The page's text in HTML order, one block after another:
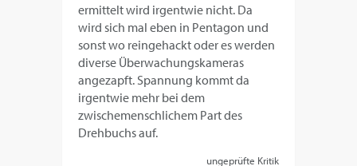
ermittelt wird irgentwie nicht. Da
wird sich mal eben in Pentagon und
sonst wo reingehackt oder es werden
diverse Überwachungskameras
angezapft. Spannung kommt da
irgentwie mehr bei dem
zwischemenschlichem Part des
Drehbuchs auf.
ungeprüfte Kritik